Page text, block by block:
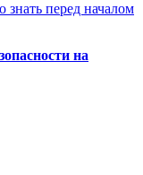
знать перед началом
на